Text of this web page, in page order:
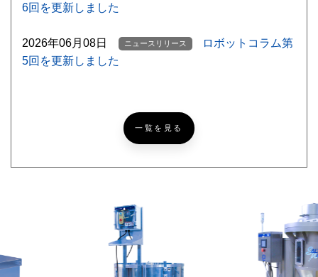
6回を更新しました
2026年06月08日 ニュースリリース
ロボットコラム第
5回を更新しました
#5】北海道ならでは？なゴルフあるある
ニッコーブログ
レザークラフトで簡単パ
一覧を見る